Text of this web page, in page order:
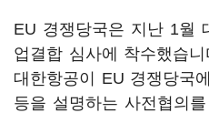
EU 경쟁당국은 지난 1월
업결합 심사에 착수했습
대한항공이 EU 경쟁당국
등을 설명하는 사전협의